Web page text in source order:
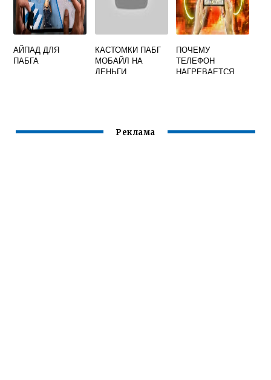
АЙПАД ДЛЯ
ПАБГА
КАСТОМКИ ПАБГ
МОБАЙЛ НА
ДЕНЬГИ
ПОЧЕМУ
ТЕЛЕФОН
НАГРЕВАЕТСЯ
Реклама